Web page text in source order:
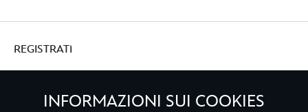
REGISTRATI
INFORMAZIONI SUI COOKIES